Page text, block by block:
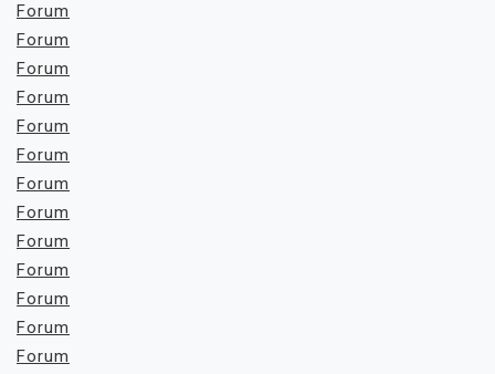
Forum
Forum
Forum
Forum
Forum
Forum
Forum
Forum
Forum
Forum
Forum
Forum
Forum